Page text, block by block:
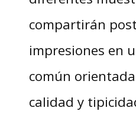
compartirán
impresiones en
común
calidad y